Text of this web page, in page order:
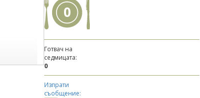
0
Готвач на
седмицата:
0
Изпрати
съобщение: